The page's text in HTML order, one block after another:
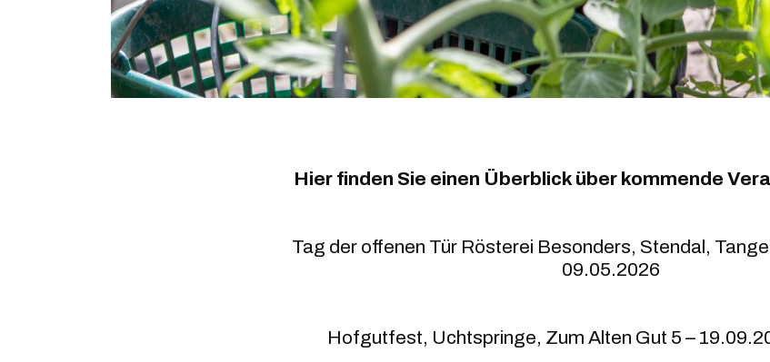
Hier finden Sie einen Überblick über kommende
Tag der offenen Tür Rösterei Besonders, Stendal,
09.05.2026
Hofgutfest, Uchtspringe, Zum Alten Gut 5 –